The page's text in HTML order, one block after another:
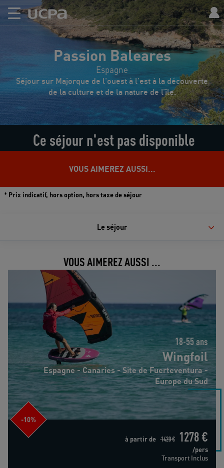
Passion Baleares
Espagne
Séjour sur Majorque de l'ouest à l'est à la découverte
de la culture et de la nature de l’île.
Ce séjour n'est pas disponible
VOUS AIMEREZ AUSSI...
* Prix indicatif, hors option, hors taxe de séjour
Le séjour
VOUS AIMEREZ AUSSI ...
18-55 ans
Wingfoil
Espagne - Canaries - Site de Fuerteventura -
Europe du Sud
-10%
à partir de 1420 € 1278 €
/pers
Transport Inclus